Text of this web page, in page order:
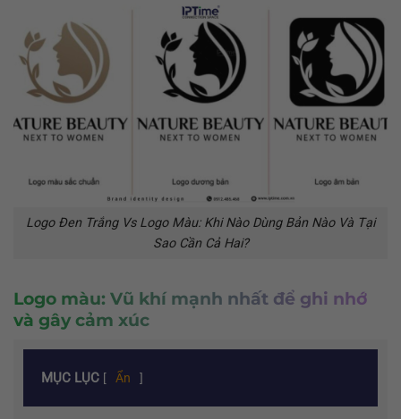
Logo Đen Trắng Vs Logo Màu: Khi Nào Dùng Bản Nào Và Tại
Sao Cần Cả Hai?
Logo màu: Vũ khí mạnh nhất để ghi nhớ
và gây cảm xúc
MỤC LỤC [ Ẩn ]